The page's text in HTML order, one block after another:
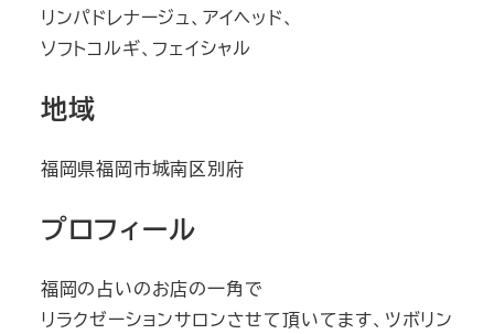
リンパドレナージュ、アイヘッド、
ソフトコルギ、フェイシャル
地域
福岡県福岡市城南区別府
プロフィール
福岡の占いのお店の一角で
リラクゼーションサロンさせて頂いてます、ツボリン